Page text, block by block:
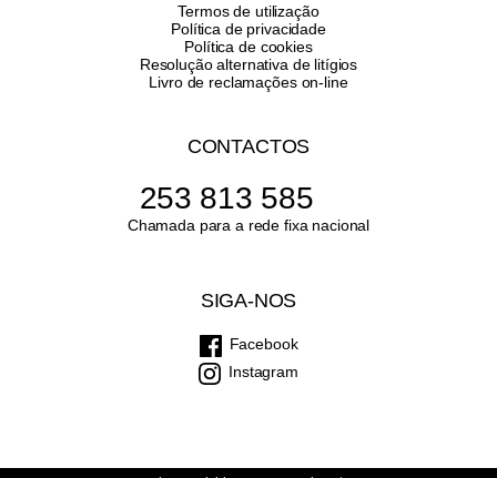
Termos de utilização
Política de privacidade
Política de cookies
Resolução alternativa de litígios
Livro de reclamações on-line
CONTACTOS
253 813 585
Chamada para a rede fixa nacional
SIGA-NOS
Facebook
Instagram